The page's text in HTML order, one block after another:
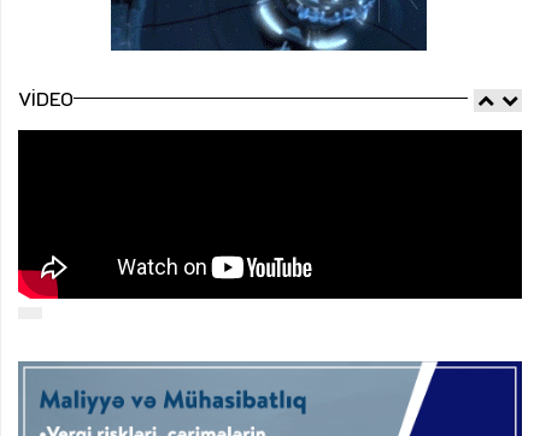
VIDEO